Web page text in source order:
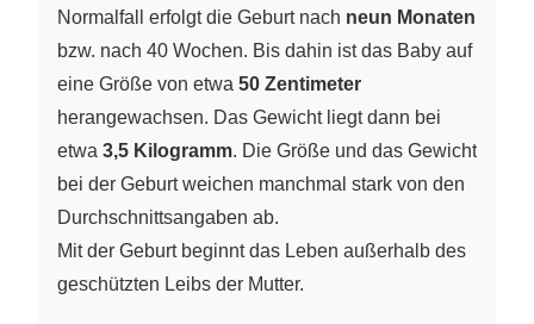
Normalfall erfolgt die Geburt nach neun Monaten
bzw. nach 40 Wochen. Bis dahin ist das Baby auf
eine Größe von etwa 50 Zentimeter
herangewachsen. Das Gewicht liegt dann bei
etwa 3,5 Kilogramm. Die Größe und das Gewicht
bei der Geburt weichen manchmal stark von den
Durchschnittsangaben ab.
Mit der Geburt beginnt das Leben außerhalb des
geschützten Leibs der Mutter.